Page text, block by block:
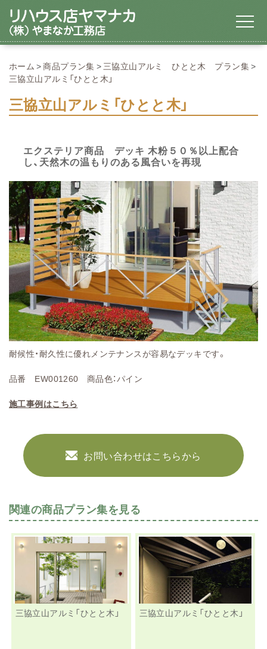
ホーム 商品プラン集
三協立山アルミ ひとと木 プラン集
三協立山アルミ「ひとと木」
三協立山アルミ「ひとと木」
エクステリア商品 デッキ 木粉５０％以上配合
し、天然木の温もりのある風合いを再現
耐候性・耐久性に優れメンテナンスが容易なデッキです。
品番 EW001260商品色：パイン
施工事例はこちら
お問い合わせはこちらから
関連の商品プラン集を見る
三協立山アルミ「ひとと木」 三協立山アルミ「ひとと木」